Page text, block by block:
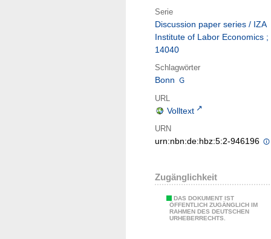
Serie
Discussion paper series / IZA
Institute of Labor Economics ;
14040
Schlagwörter
Bonn
URL
Volltext
URN
urn:nbn:de:hbz:5:2-946196
Zugänglichkeit
DAS DOKUMENT IST
ÖFFENTLICH ZUGÄNGLICH IM
RAHMEN DES DEUTSCHEN
URHEBERRECHTS.